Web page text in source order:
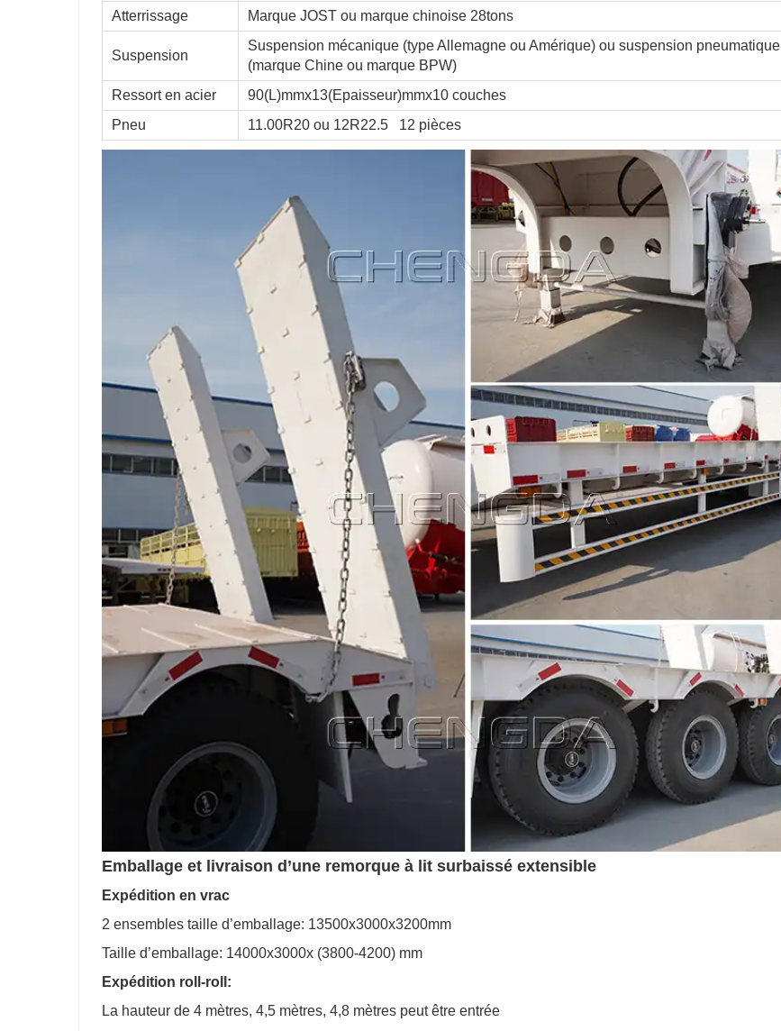
Atterrissage
Marque JOST ou marque chinoise 28tons
Suspension
Suspension mécanique (type Allemagne ou Amérique) ou suspension pneumatique
(marque Chine ou marque BPW)
Ressort en acier
90(L)mmx13(Epaisseur)mmx10 couches
Pneu
11.00R20 ou 12R22.5 12 pièces
Emballage et livraison d’une remorque à lit surbaissé extensible
Expédition en vrac
2 ensembles taille d’emballage: 13500x3000x3200mm
Taille d’emballage: 14000x3000x (3800-4200) mm
Expédition roll-roll:
La hauteur de 4 mètres, 4,5 mètres, 4,8 mètres peut être entrée